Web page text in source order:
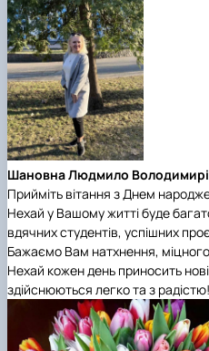
Шановна Людмило
Прийміть вітання з Днем
Нехай у Вашому житті буде
вдячних студентів, успішних
Бажаємо Вам натхнення, міцного
Нехай кожен день приносить
здійснюються легко та з радістю!